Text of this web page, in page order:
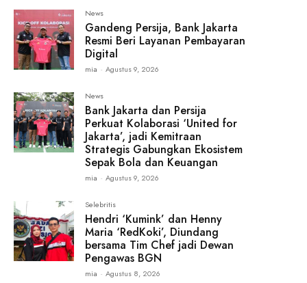
News
Gandeng Persija, Bank Jakarta
Resmi Beri Layanan Pembayaran
Digital
mia - Agustus 9, 2026
News
Bank Jakarta dan Persija
Perkuat Kolaborasi ‘United for
Jakarta’, jadi Kemitraan
Strategis Gabungkan Ekosistem
Sepak Bola dan Keuangan
mia - Agustus 9, 2026
Selebritis
Hendri ‘Kumink’ dan Henny
Maria ‘RedKoki’, Diundang
bersama Tim Chef jadi Dewan
Pengawas BGN
mia - Agustus 8, 2026